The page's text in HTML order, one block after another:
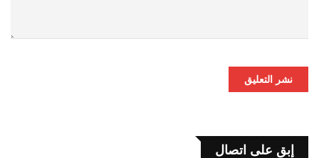
نشر التعليق
إبق على اتصال